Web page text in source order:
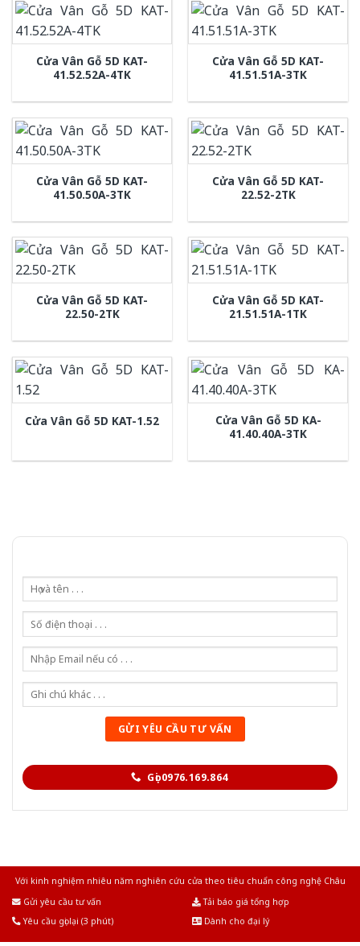
Cửa Vân Gỗ 5D KAT-
41.52.52A-4TK
Cửa Vân Gỗ 5D KAT-
41.51.51A-3TK
Cửa Vân Gỗ 5D KAT-
41.50.50A-3TK
Cửa Vân Gỗ 5D KAT-
22.52-2TK
Cửa Vân Gỗ 5D KAT-
22.50-2TK
Cửa Vân Gỗ 5D KAT-
21.51.51A-1TK
Cửa Vân Gỗ 5D KAT-1.52
Cửa Vân Gỗ 5D KA-
41.40.40A-3TK
Gọi 0976.169.864
Với kinh nghiệm nhiêu năm nghiên cứu cửa theo tiêu chuẩn công nghệ Châu
Gửi yêu cầu tư vấn
Tải báo giá tổng hợp
Yêu cầu gọi lại (3 phút)
Dành cho đại lý